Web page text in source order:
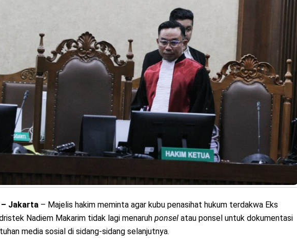
– Jakarta – Majelis hakim meminta agar kubu penasihat hukum terdakwa Eks
Nadiem Makarim tidak lagi menaruh ponsel atau ponsel untuk dokumentasi
media sosial di sidang-sidang selanjutnya.